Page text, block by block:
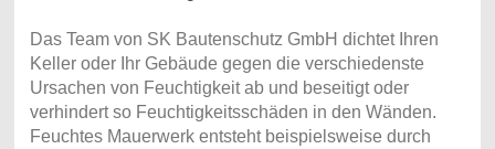
Das Team von SK Bautenschutz GmbH dichtet Ihren
Keller oder Ihr Gebäude gegen die verschiedenste
Ursachen von Feuchtigkeit ab und beseitigt oder
verhindert so Feuchtigkeitsschäden in den Wänden.
Feuchtes Mauerwerk entsteht beispielsweise durch